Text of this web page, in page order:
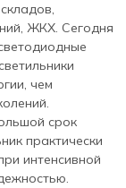
ЖКХ. Сегодня
чем
срок
практически
интенсивной